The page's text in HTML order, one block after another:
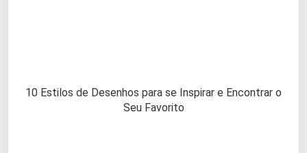
10 Estilos de Desenhos para se Inspirar e Encontrar o
Seu Favorito